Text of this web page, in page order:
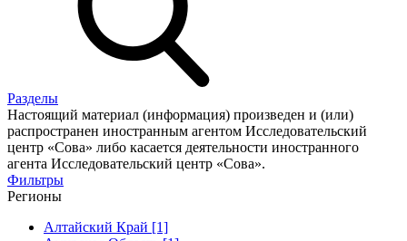
Разделы
Настоящий материал (информация) произведен и (или)
распространен иностранным агентом Исследовательский
центр «Сова» либо касается деятельности иностранного
агента Исследовательский центр «Сова».
Фильтры
Регионы
Алтайский Край [1]